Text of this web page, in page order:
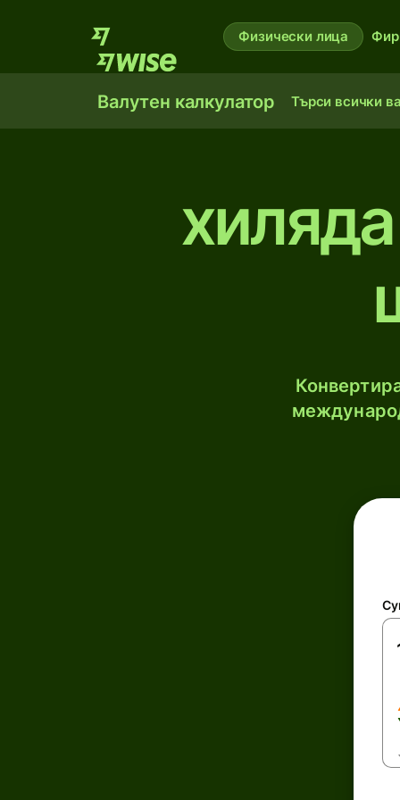
Физически лица
Валутен калкулатор Търси всички